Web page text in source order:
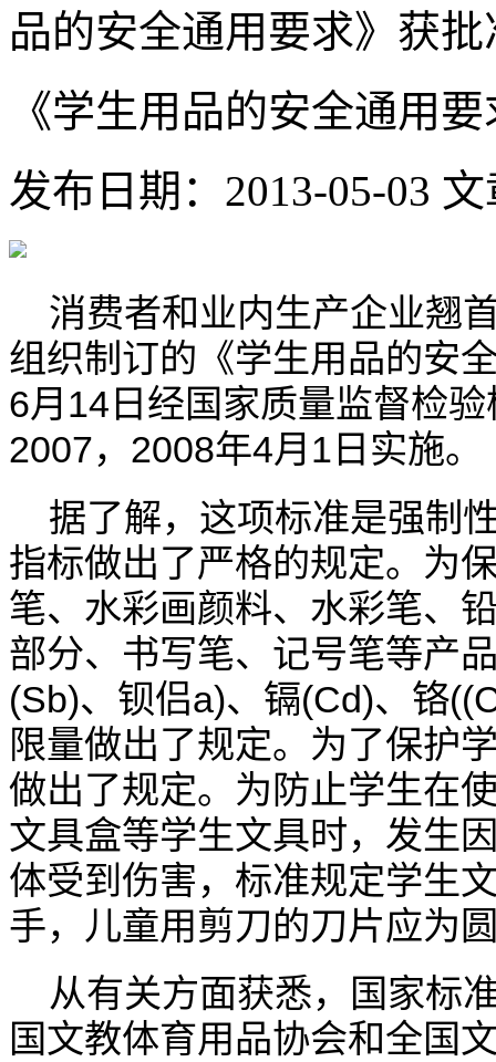
品的安全通用要求》获批
《学生用品的安全通用
发布日期：2013-05-03
消费者和业内生产企业翘
组织制订的《学生用品的安
6月 14 日经国家质量监督检
2007， 2008年4月 1 日实施。
据了解，这项标准是强制
指标做出了严格的规定。为
笔、水彩画颜料、水彩笔、
部分、书写笔、记号笔等产
(Sb)、钡侣a)、镉(Cd)、铬
限量做出了规定。为了保护
做出了规定。为防止学生在
文具盒等学生文具时，发生
体受到伤害，标准规定学生
手，儿童用剪刀的刀片应为
从有关方面获悉，国家标
国文教体育用品协会和全国